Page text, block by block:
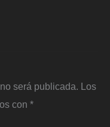
será publicada. Los
con *